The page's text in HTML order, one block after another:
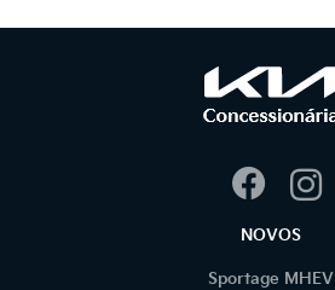
NOVOS
Sportage MHEV